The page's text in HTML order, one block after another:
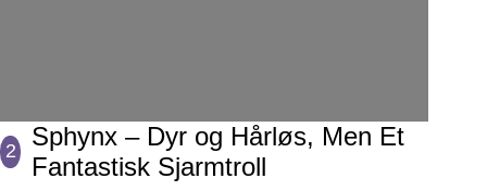
2
Sphynx – Dyr og Hårløs, Men Et
Fantastisk Sjarmtroll